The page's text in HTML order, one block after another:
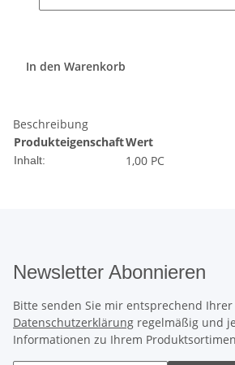
In den Warenkorb
Beschreibung
ProdukteigenschaftWert
Inhalt: 1,00 PC
Newsletter Abonnieren
Bitte senden Sie mir entsprechend Ihrer
Datenschutzerklärung regelmäßig und
Informationen zu Ihrem